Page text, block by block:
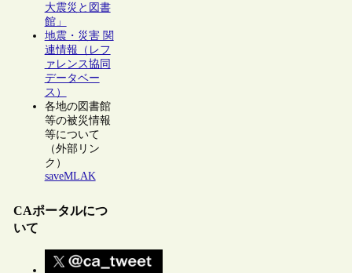
大震災と図書
館」
地震・災害 関
連情報（レフ
ァレンス協同
データベー
ス）
各地の図書館
等の被災情報
等について
（外部リン
ク）
saveMLAK
CAポータルにつ
いて